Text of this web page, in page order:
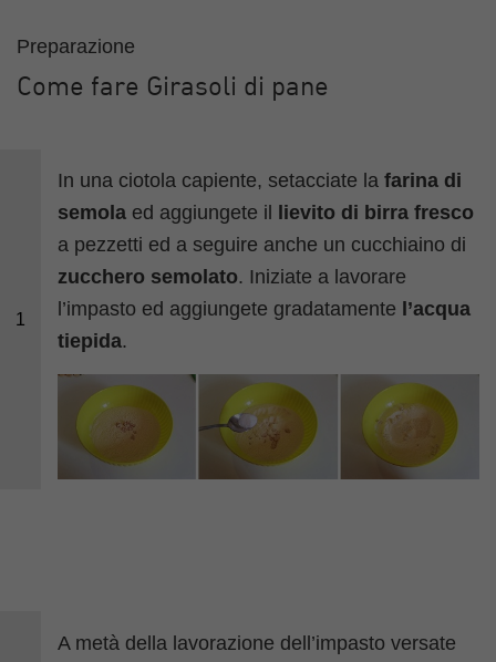
Preparazione
Come fare Girasoli di pane
1
In una ciotola capiente, setacciate lafarina di
semola ed aggiungete il
lievito di birra fresco
a pezzetti ed a seguire anche un cucchiaino di
zucchero semolato. Iniziate a lavorare
l’impasto ed aggiungete gradatamente l’acqua
tiepida.
A metà della lavorazione dell’impasto versate